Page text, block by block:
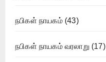
நபிகள் நாயகம்(43)
நபிகள் நாயகம் வரலாறு (17)